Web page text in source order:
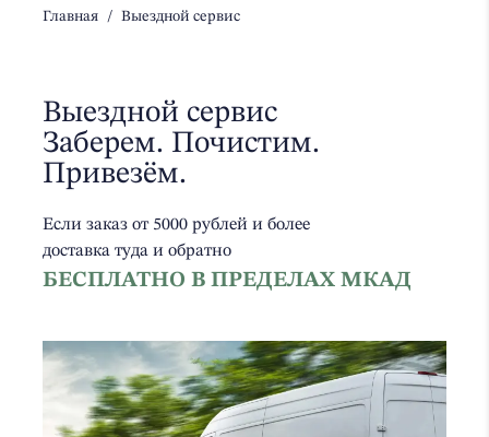
Главная / Выездной сервис
Выездной сервис
Заберем. Почистим.
Привезём.
Если заказ от 5000 рублей и более
доставка туда и обратно
БЕСПЛАТНО В ПРЕДЕЛАХ МКАД